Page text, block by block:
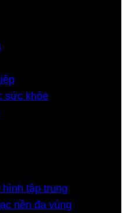
sức khỏe
tập trung
nền đa vùng